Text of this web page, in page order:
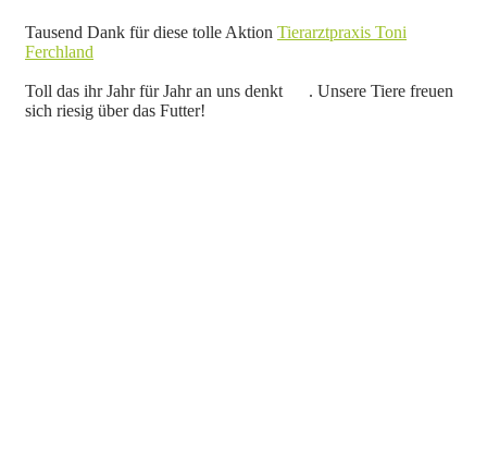
Tausend Dank für diese tolle Aktion Tierarztpraxis Toni
Ferchland
Toll das ihr Jahr für Jahr an uns denkt
. Unsere Tiere freuen
sich riesig über das Futter!